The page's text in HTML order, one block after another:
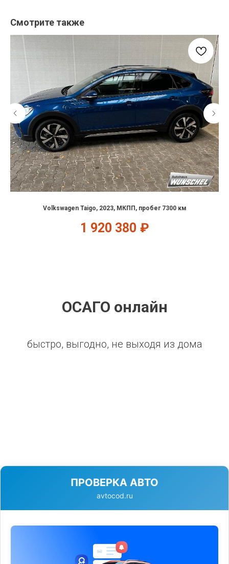
Смотрите также
Volkswagen Taigo, 2023, МКПП, пробег 7300 км
1 920 380 ₽
ОСАГО онлайн
быстро, выгодно, не выходя из дома
ПРОВЕРКА АВТО
avtocod.ru